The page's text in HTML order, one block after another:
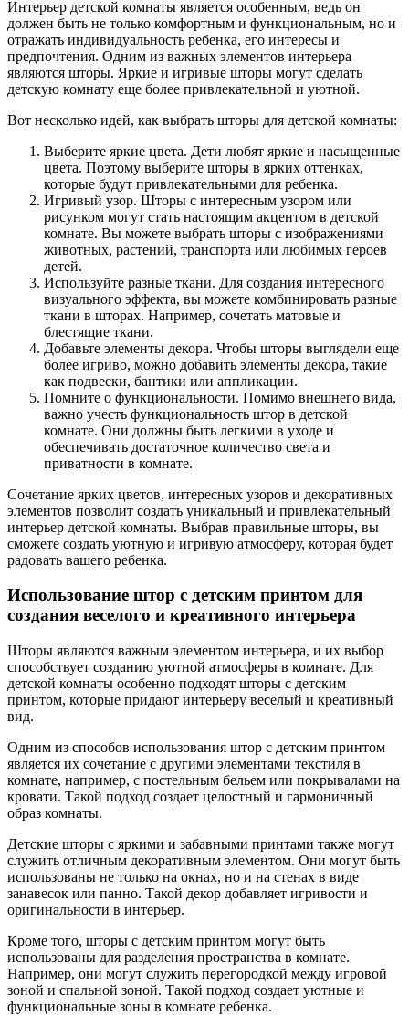
Интерьер детской комнаты является особенным, ведь он
должен быть не только комфортным и функциональным, но и
отражать индивидуальность ребенка, его интересы и
предпочтения. Одним из важных элементов интерьера
являются шторы. Яркие и игривые шторы могут сделать
детскую комнату еще более привлекательной и уютной.
Вот несколько идей, как выбрать шторы для детской комнаты:
Выберите яркие цвета. Дети любят яркие и насыщенные
цвета. Поэтому выберите шторы в ярких оттенках,
которые будут привлекательными для ребенка.
Игривый узор. Шторы с интересным узором или
рисунком могут стать настоящим акцентом в детской
комнате. Вы можете выбрать шторы с изображениями
животных, растений, транспорта или любимых героев
детей.
Используйте разные ткани. Для создания интересного
визуального эффекта, вы можете комбинировать разные
ткани в шторах. Например, сочетать матовые и
блестящие ткани.
Добавьте элементы декора. Чтобы шторы выглядели еще
более игриво, можно добавить элементы декора, такие
как подвески, бантики или аппликации.
Помните о функциональности. Помимо внешнего вида,
важно учесть функциональность штор в детской
комнате. Они должны быть легкими в уходе и
обеспечивать достаточное количество света и
приватности в комнате.
Сочетание ярких цветов, интересных узоров и декоративных
элементов позволит создать уникальный и привлекательный
интерьер детской комнаты. Выбрав правильные шторы, вы
сможете создать уютную и игривую атмосферу, которая будет
радовать вашего ребенка.
Использование штор с детским принтом для
создания веселого и креативного интерьера
Шторы являются важным элементом интерьера, и их выбор
способствует созданию уютной атмосферы в комнате. Для
детской комнаты особенно подходят шторы с детским
принтом, которые придают интерьеру веселый и креативный
вид.
Одним из способов использования штор с детским принтом
является их сочетание с другими элементами текстиля в
комнате, например, с постельным бельем или покрывалами на
кровати. Такой подход создает целостный и гармоничный
образ комнаты.
Детские шторы с яркими и забавными принтами также могут
служить отличным декоративным элементом. Они могут быть
использованы не только на окнах, но и на стенах в виде
занавесок или панно. Такой декор добавляет игривости и
оригинальности в интерьер.
Кроме того, шторы с детским принтом могут быть
использованы для разделения пространства в комнате.
Например, они могут служить перегородкой между игровой
зоной и спальной зоной. Такой подход создает уютные и
функциональные зоны в комнате ребенка.